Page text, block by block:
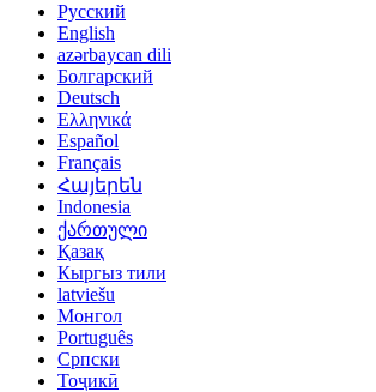
Русский
English
azərbaycan dili
Болгарский
Deutsch
Ελληνικά
Español
Français
Հայերեն
Indonesia
ქართული
Қазақ
Кыргыз тили
latviešu
Монгол
Português
Српски
Тоҷикӣ